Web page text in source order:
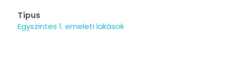
Típus
Egyszintes 1. emeleti lakások